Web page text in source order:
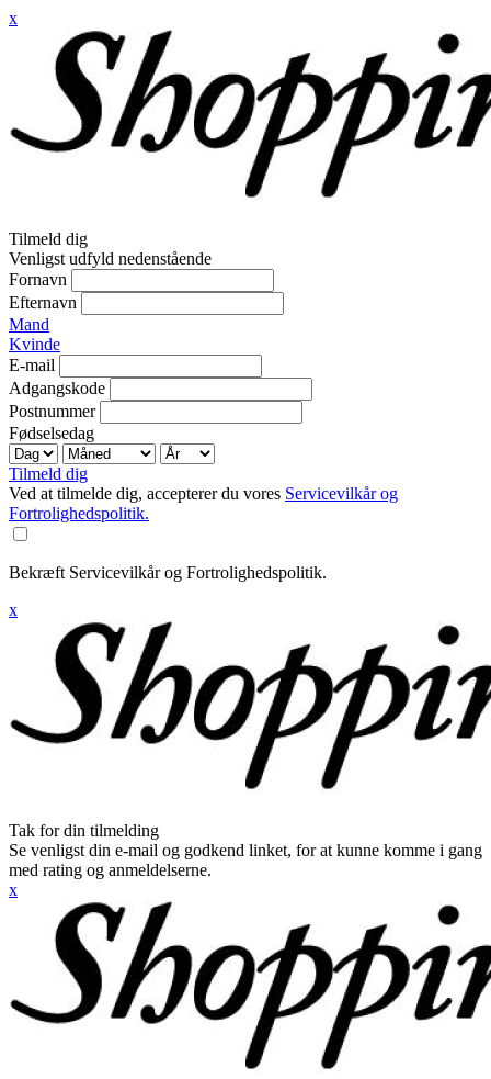
x
Tilmeld dig
Venligst udfyld nedenstående
Fornavn
Efternavn
Mand
Kvinde
E-mail
Adgangskode
Postnummer
Fødselsedag
Tilmeld dig
Ved at tilmelde dig, accepterer du vores Servicevilkår og
Fortrolighedspolitik.
Bekræft Servicevilkår og Fortrolighedspolitik.
x
Tak for din tilmelding
Se venligst din e-mail og godkend linket, for at kunne komme i gang
med rating og anmeldelserne.
x